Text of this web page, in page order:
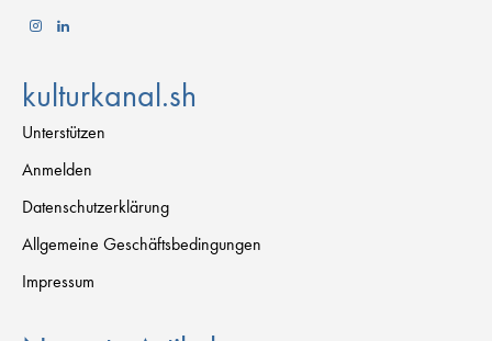
kulturkanal.sh
Unterstützen
Anmelden
Datenschutzerklärung
Allgemeine Geschäftsbedingungen
Impressum